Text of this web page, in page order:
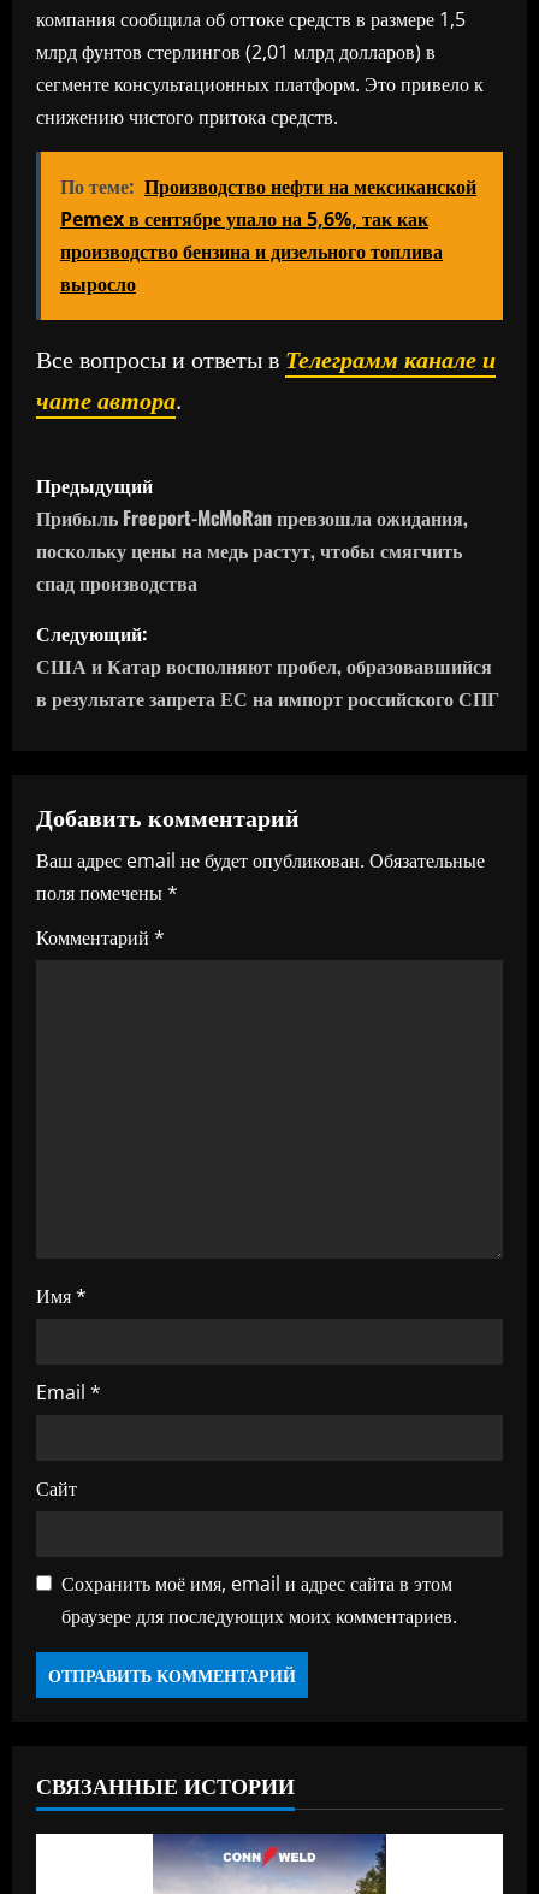
компания сообщила об оттоке средств в размере 1,5
млрд фунтов стерлингов (2,01 млрд долларов) в
сегменте консультационных платформ. Это привело к
снижению чистого притока средств.
По теме: Производство нефти на мексиканской
Pemex в сентябре упало на 5,6%, так как
производство бензина и дизельного топлива
выросло
Все вопросы и ответы в Телеграмм канале и
чате автора.
Н
а
в
и
г
а
и
я
п
я
м
Предыдущий
Прибыль Freeport-McMoRan превзошла ожидания,
поскольку цены на медь растут, чтобы смягчить
спад производства
Следующий:
США и Катар восполняют пробел, образовавшийся
в результате запрета ЕС на импорт российского СПГ
Добавить комментарий
Ваш адрес email не будет опубликован. Обязательные
поля помечены*
Комментарий *
Имя*
Email *
Сайт
Сохранить моё имя, email и адрес сайта в этом
браузере для последующих моих комментариев.
СВЯЗАННЫЕ ИСТОРИИ